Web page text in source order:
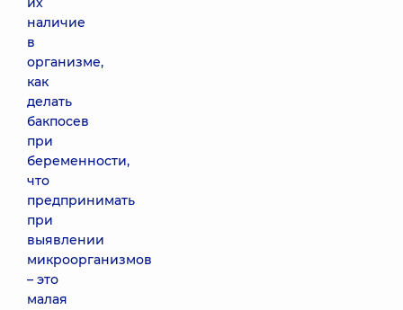
наличие
в
организме,
как
делать
бакпосев
при
беременности,
что
предпринимать
при
выявлении
микроорганизмов
– это
малая